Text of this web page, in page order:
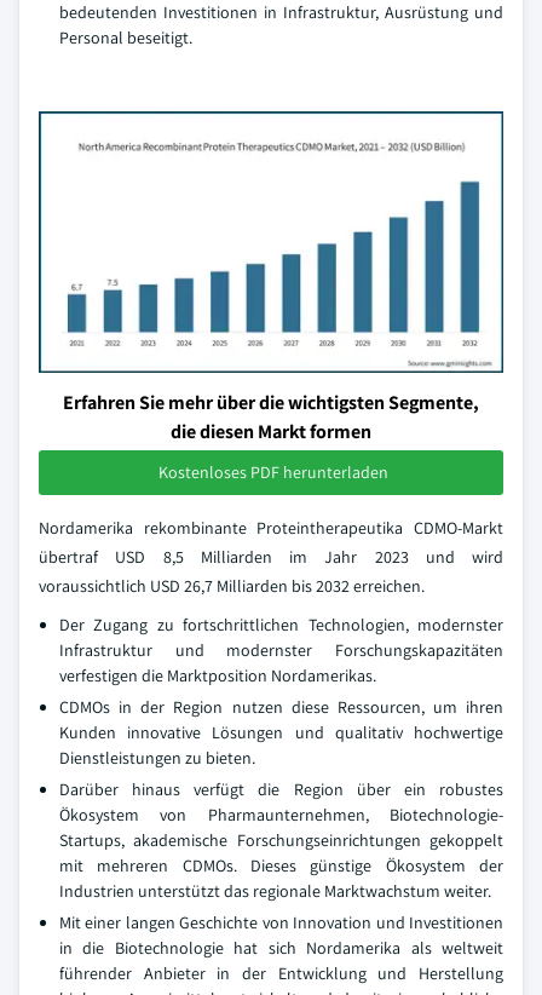
bedeutenden Investitionen in Infrastruktur, Ausrüstung und
Personal beseitigt.
Erfahren Sie mehr über die wichtigsten Segmente,
die diesen Markt formen
Kostenloses PDF herunterladen
Nordamerika rekombinante Proteintherapeutika CDMO-Markt
übertraf USD 8,5 Milliarden im Jahr 2023 und wird
voraussichtlich USD 26,7 Milliarden bis 2032 erreichen.
Der Zugang zu fortschrittlichen Technologien, modernster
Infrastruktur und modernster Forschungskapazitäten
verfestigen die Marktposition Nordamerikas.
CDMOs in der Region nutzen diese Ressourcen, um ihren
Kunden innovative Lösungen und qualitativ hochwertige
Dienstleistungen zu bieten.
Darüber hinaus verfügt die Region über ein robustes
Ökosystem von Pharmaunternehmen, Biotechnologie-
Startups, akademische Forschungseinrichtungen gekoppelt
mit mehreren CDMOs. Dieses günstige Ökosystem der
Industrien unterstützt das regionale Marktwachstum weiter.
Mit einer langen Geschichte von Innovation und Investitionen
in die Biotechnologie hat sich Nordamerika als weltweit
führender Anbieter in der Entwicklung und Herstellung